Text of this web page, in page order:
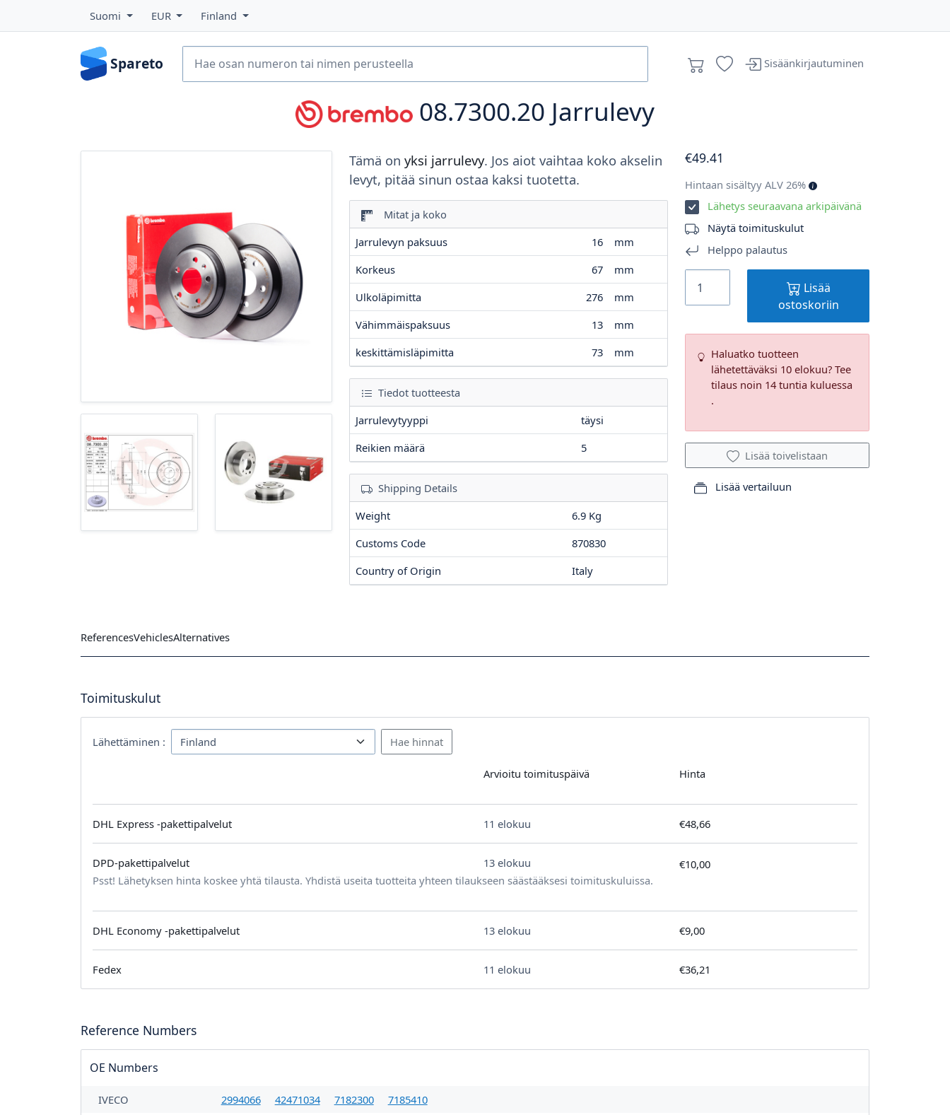
Suomi EUR Finland
Spareto Sisäänkirjautuminen
08.7300.20 Jarrulevy
Tämä on yksi jarrulevy. Jos aiot vaihtaa koko akselin
levyt, pitää sinun ostaa kaksi tuotetta.
Mitat ja koko
Jarrulevyn paksuus
16
mm
Korkeus
67
mm
Ulkoläpimitta
276
mm
Vähimmäispaksuus
13
mm
keskittämisläpimitta
73 mm
Tiedot tuotteesta
Jarrulevytyyppi
täysi
Reikien määrä
5
Shipping Details
Weight
6.9 Kg
Customs Code
870830
Country of Origin
Italy
€49.41
Hintaan sisältyy ALV 26%
Lähetys seuraavana arkipäivänä
Näytä toimituskulut
Helppo palautus
Lisää
ostoskoriin
Haluatko tuotteen
lähetettäväksi 10 elokuu? Tee
tilaus noin 14 tuntia kuluessa
.
Lisää toivelistaan
Lisää vertailuun
ReferencesVehiclesAlternatives
Toimituskulut
Lähettäminen :
Arvioitu toimituspäivä Hinta
DHL Express -pakettipalvelut 11 elokuu €48,66
DPD-pakettipalvelut 13 elokuu €10,00
Psst! Lähetyksen hinta koskee yhtä tilausta. Yhdistä useita tuotteita yhteen tilaukseen säästääksesi toimituskuluissa.
DHL Economy -pakettipalvelut 13 elokuu €9,00
Fedex 11 elokuu €36,21
Reference Numbers
OE Numbers
IVECO 2994066 42471034 7182300 7185410